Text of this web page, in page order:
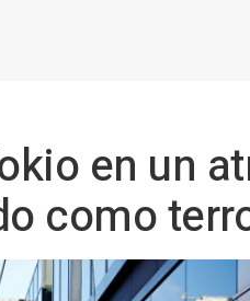
en un
como